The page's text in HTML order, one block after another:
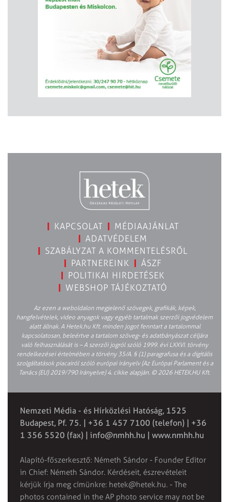
KAPCSOLAT
MÉDIAAJÁNLAT
ADATVÉDELEM
SZABÁLYZAT A KOMMENTELÉSRŐL
PARTNEREINK
ÁSZF
POLITIKAI HIRDETÉSEK
WEBSHOP TÁJÉKOZTATÓ
Az ezen a weboldalon megjelenő szövegek, grafikák, képek,
hangfelvételek, video anyagok vagy egyéb tartalmak szerzői jogvédelem
alatt állnak. A Hetek.hu Kft. minden jogot fenntart a tartalommal
kapcsolatosan, beleértve a tartalom szöveg- és adatbányászat céljára
való felhasználását is – A szerzői jogról szóló 1999. évi LXXVI. törvény
rendelkezései értelmében a törvény 35/A. § (1) paragrafusa és a digitális
szolgáltatások piacairól szóló európai irányelv (Az Európai Parlament és a
Tanács (EU) 2019/790 Irányelve) 4. cikke alapján. © 2026 HETEK.HU Kft.
Nemzeti Média - és Hírközlési Hatóság, 1525
Budapest, Pf. 75. | +36 1 457 7100 (telefon) | +36
1 356 5520 (fax) | info@nmhh.hu | www.nmhh.hu
Alapító-főszerkesztő: Németh Sándor - Founder Editor
in Chief: Németh Sándor. Kérdéseit, észrevételeit
kérjük írja meg címünkre: hetek@hetek.hu. - The
photos contained in the AP photo service may not be